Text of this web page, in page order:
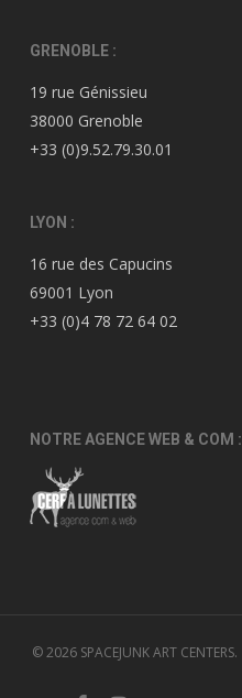
GRENOBLE :
19 rue Génissieu
38000 Grenoble
+33 (0)9.52.79.30.01
LYON :
16 rue des Capucins
69001 Lyon
+33 (0)4 78 72 64 02
NOTRE AGENCE WEB & COM :
© 2026 SPACEJUNK ART CENTERS.